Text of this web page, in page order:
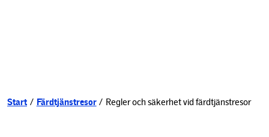
Start / Färdtjänstresor / Regler och säkerhet vid färdtjänstresor